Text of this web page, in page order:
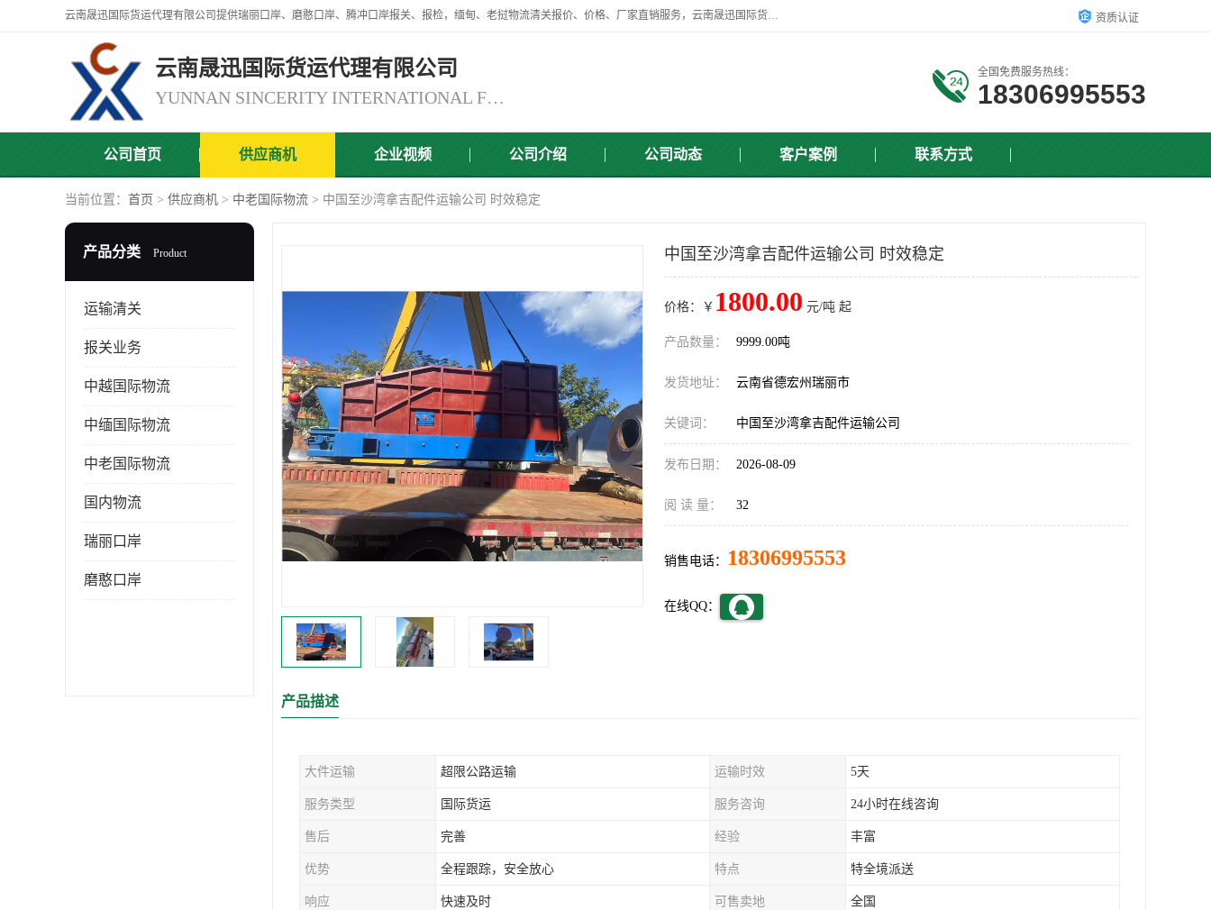
云南晟迅国际货运代理有限公司提供瑞丽口岸、磨憨口岸、腾冲口岸报关、报检，缅甸、老挝物流清关报价、价格、厂家直销服务，云南晟迅国际货运代理有限公司，由一支精通业务、经验丰富、责任心强的专业团队组建于,云南晟迅国际货运代理有限公司商铺。 资质认证
云南晟迅国际货运代理有限公司
YUNNAN SINCERITY INTERNATIONAL FREIGHT FOR WARDING CO.,LTD
全国免费服务热线：
18306995553
公司首页 供应商机 企业视频 公司介绍 公司动态 客户案例 联系方式
当前位置： 首页 > 供应商机 > 中老国际物流 > 中国至沙湾拿吉配件运输公司 时效稳定
产品分类 Product
运输清关
报关业务
中越国际物流
中缅国际物流
中老国际物流
国内物流
瑞丽口岸
磨憨口岸
中国至沙湾拿吉配件运输公司 时效稳定
价格：￥ 1800.00 元/吨 起
产品数量： 9999.00吨
发货地址： 云南省德宏州瑞丽市
关键词： 中国至沙湾拿吉配件运输公司
发布日期： 2026-08-09
阅 读 量： 32
销售电话： 18306995553
在线QQ：
产品描述
大件运输 超限公路运输 运输时效 5天
服务类型 国际货运 服务咨询 24小时在线咨询
售后 完善 经验 丰富
优势 全程跟踪，安全放心 特点 特全境派送
响应 快速及时 可售卖地 全国